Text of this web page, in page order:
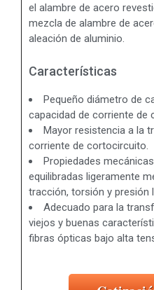
el alambre de acero
mezcla de alambre de
aleación de aluminio.
Características
Pequeño diámetro de
capacidad de corriente de
Mayor resistencia a la
corriente de cortocircuito.
Propiedades
equilibradas ligeramente
tracción, torsión y presión
Adecuado para la
viejos y buenas
fibras ópticas bajo alta